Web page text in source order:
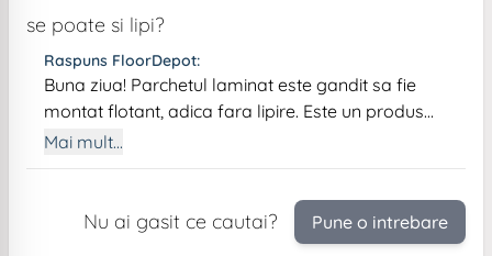
pentru sanatate. Produsul este rezistent la
umezeala si inundatii accidentale de scurta durata.
Il puteti monta fara probleme in camere, inclusiv in
bucatarie.
se poate si lipi?
Raspuns FloorDepot:
Buna ziua! Parchetul laminat este gandit sa fie
montat flotant, adica fara lipire. Este un produs
modern care inlocuieste parchetul clasic si unul
dintre avantaje este tocmai acela de a elimina
costisitoare, oferind aceeasi senzatie de parchet
natural. Recomandarea noastra este sa il montati
Mai mult...
Nu ai gasit ce cautai? Pune o intrebare